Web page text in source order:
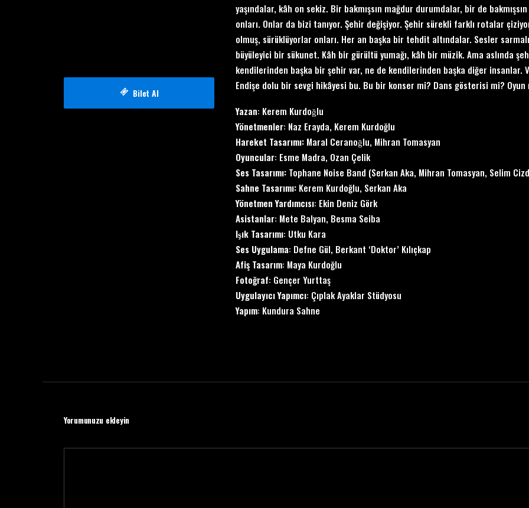
Bilet Al
yaşındalar, kâh on sekiz. Bir bakmışsın mağdur durumdalar, bir de
onları. Onlar da bizi tanıyor. Şehir değişiyor. Şehir sürekli farklı rotalar
olmuş, sürüklüyorlar onları. Her an başka bir tehdit altındalar. Sesler
büyüleyici bir sükunet. Kâh bir gürültü yumağı, kâh bir müzik. Ama aslında
kendilerinden başka bir şehir var, ne de kendilerinden başka diğer insanlar.
Endişe dolu bir sevgi hikâyesi bu. Bu bir konser mi? Dans gösterisi mi?
Yazan: Kerem Kurdoğlu
Yönetmenler: Naz Erayda, Kerem Kurdoğlu
Hareket Tasarımı: Maral Ceranoğlu, Mihran Tomasyan
Oyuncular: Esme Madra, Ozan Çelik
Ses Tasarımı: Tophane Noise Band (Serkan Aka, Mihran Tomasyan, Selim
Sahne Tasarımı: Kerem Kurdoğlu, Serkan Aka
Yönetmen Yardımcısı: Ekin Deniz Görk
Asistanlar: Mete Balyan, Besma Seiba
Işık Tasarımı: Utku Kara
Ses Uygulama: Defne Gül, Berkant ‘Doktor’ Kılıçkap
Afiş Tasarım: Maya Kurdoğlu
Fotoğraf: Gençer Yurttaş
Uygulayıcı Yapımcı: Çıplak Ayaklar Stüdyosu
Yapım: Kundura Sahne
Yorumunuzu ekleyin